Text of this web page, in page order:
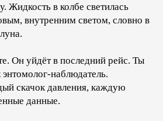
Жидкость в колбе светилась
внутренним светом, словно в
Он уйдёт в последний рейс. Ты
наблюдатель.
скачок давления, каждую
данные.